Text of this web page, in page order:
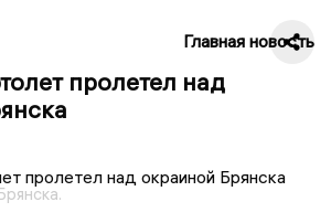
Главная новость
пролетел над